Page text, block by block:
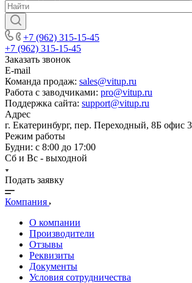
+7 (962) 315-15-45
+7 (962) 315-15-45
Заказать звонок
E-mail
Команда продаж: sales@vitup.ru
Работа с заводчиками: pro@vitup.ru
Поддержка сайта: support@vitup.ru
Адрес
г. Екатеринбург, пер. Переходный, 8Б офис 3
Режим работы
Будни: с 8:00 до 17:00
Сб и Вс - выходной
Подать заявку
Компания
О компании
Производители
Отзывы
Реквизиты
Документы
Условия сотрудничества